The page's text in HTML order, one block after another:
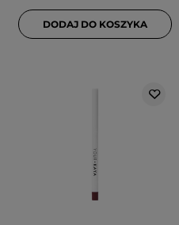
DODAJ DO KOSZYKA